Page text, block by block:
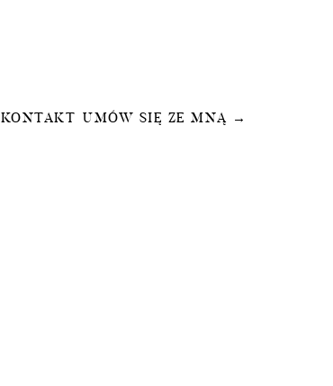
KONTAKT UMÓW SIĘ ZE MNĄ →